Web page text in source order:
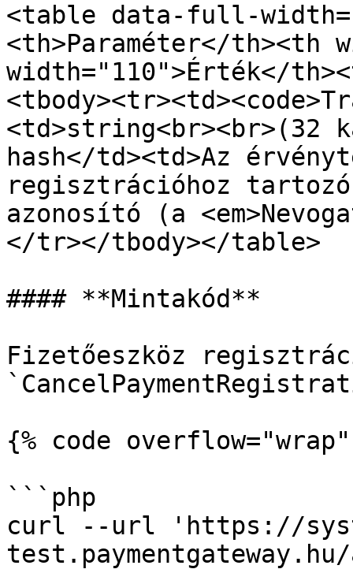
<table data-full-
<th>Paraméter</th><th
width="110">Érték</
<td>string<br><br>(32
hash</td><td>Az
regisztrációhoz
azonosító (a
</tr></tbody></table>
#### **Mintakód**
Fizetőeszköz
{% code
```php
curl --url 'https://